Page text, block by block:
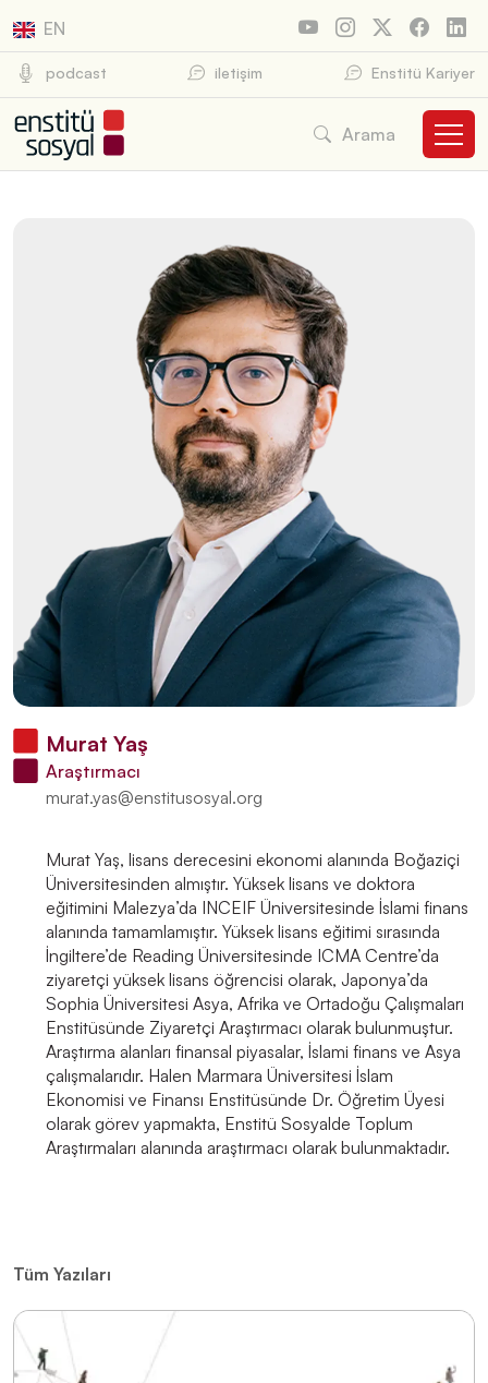
EN
podcast iletişim Enstitü Kariyer
Arama
Murat Yaş
Araştırmacı
murat.yas@enstitusosyal.org
Murat Yaş, lisans derecesini ekonomi alanında Boğaziçi
Üniversitesinden almıştır. Yüksek lisans ve doktora
eğitimini Malezya’da INCEIF Üniversitesinde İslami finans
alanında tamamlamıştır. Yüksek lisans eğitimi sırasında
İngiltere’de Reading Üniversitesinde ICMA Centre’da
ziyaretçi yüksek lisans öğrencisi olarak, Japonya’da
Sophia Üniversitesi Asya, Afrika ve Ortadoğu Çalışmaları
Enstitüsünde Ziyaretçi Araştırmacı olarak bulunmuştur.
Araştırma alanları finansal piyasalar, İslami finans ve Asya
çalışmalarıdır. Halen Marmara Üniversitesi İslam
Ekonomisi ve Finansı Enstitüsünde Dr. Öğretim Üyesi
olarak görev yapmakta, Enstitü Sosyalde Toplum
Araştırmaları alanında araştırmacı olarak bulunmaktadır.
Tüm Yazıları